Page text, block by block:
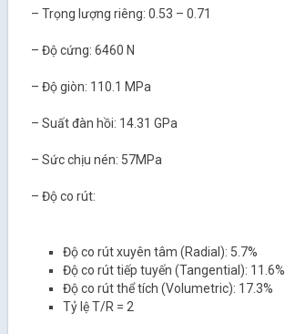
– Trọng lượng riêng: 0.53 – 0.71
– Độ cứng: 6460 N
– Độ giòn: 110.1 MPa
– Suất đàn hồi: 14.31 GPa
– Sức chịu nén: 57MPa
– Độ co rút:
Độ co rút xuyên tâm (Radial): 5.7%
Độ co rút tiếp tuyến (Tangential): 11.6%
Độ co rút thể tích (Volumetric): 17.3%
Tỷ lệ T/R = 2